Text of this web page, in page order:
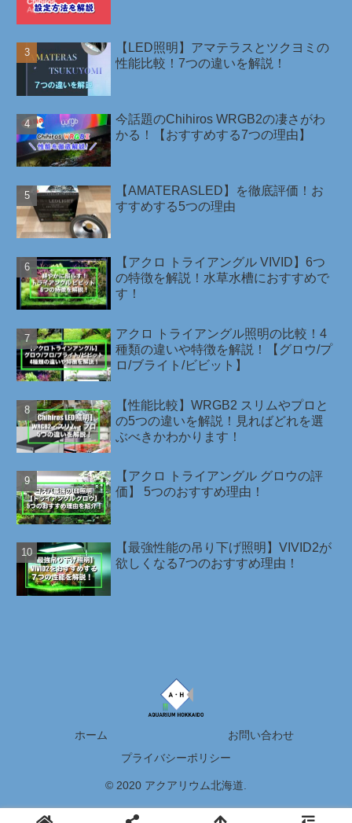
【LED照明】アマテラスとツクヨミの
性能比較！7つの違いを解説！
今話題のChihiros WRGB2の凄さがわ
かる！【おすすめする7つの理由】
【AMATERASLED】を徹底評価！お
すすめする5つの理由
【アクロ トライアングル VIVID】6つ
の特徴を解説！水草水槽におすすめで
す！
アクロ トライアングル照明の比較！4
種類の違いや特徴を解説！【グロウ/プ
ロ/ブライト/ビビット】
【性能比較】WRGB2 スリムやプロと
の5つの違いを解説！見ればどれを選
ぶべきかわかります！
【アクロ トライアングル グロウの評
価】 5つのおすすめ理由！
【最強性能の吊り下げ照明】VIVID2が
欲しくなる7つのおすすめ理由！
ホーム
お問い合わせ
プライバシーポリシー
© 2020 アクアリウム北海道.